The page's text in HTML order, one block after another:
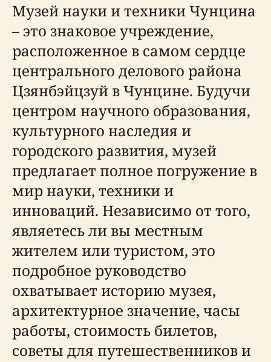
Музей науки и техники Чунцина
– это знаковое учреждение,
расположенное в самом сердце
центрального делового района
Цзянбэйцзуй в Чунцине. Будучи
центром научного образования,
культурного наследия и
городского развития, музей
предлагает полное погружение в
мир науки, техники и
инноваций. Независимо от того,
являетесь ли вы местным
жителем или туристом, это
подробное руководство
охватывает историю музея,
архитектурное значение, часы
работы, стоимость билетов,
советы для путешественников и